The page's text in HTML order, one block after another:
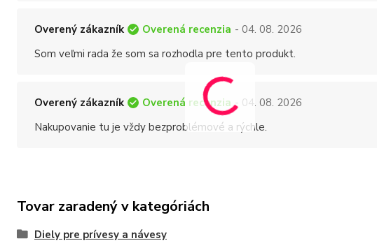
Overený zákazník Overená recenzia - 04. 08. 2026
Som veľmi rada že som sa rozhodla pre tento produkt.
Overený zákazník Overená recenzia - 04. 08. 2026
Nakupovanie tu je vždy bezproblémové a rýchle.
Tovar zaradený v kategóriách
Diely pre prívesy a návesy